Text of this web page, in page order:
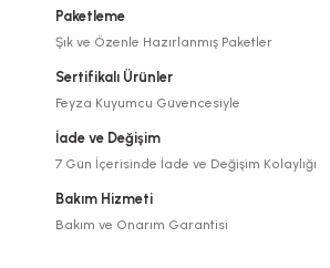
Paketleme
Şık ve Özenle Hazırlanmış Paketler
Sertifikalı Ürünler
Feyza Kuyumcu Güvencesiyle
İade ve Değişim
7 Gün İçerisinde İade ve Değişim Kolaylığı
Bakım Hizmeti
Bakım ve Onarım Garantisi